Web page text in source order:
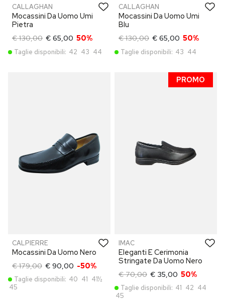
CALLAGHAN
Mocassini Da Uomo Umi
Pietra
€ 130,00 € 65,00 50%
Taglie disponibili: 42 43 44
CALLAGHAN
Mocassini Da Uomo Umi
Blu
€ 130,00 € 65,00 50%
Taglie disponibili: 43 44
CALPIERRE
Mocassini Da Uomo Nero
€ 179,00 € 90,00 -50%
Taglie disponibili: 40 41 41½
45
PROMO
IMAC
Eleganti E Cerimonia
Stringate Da Uomo Nero
€ 70,00 € 35,00 50%
Taglie disponibili: 41 42 44
45